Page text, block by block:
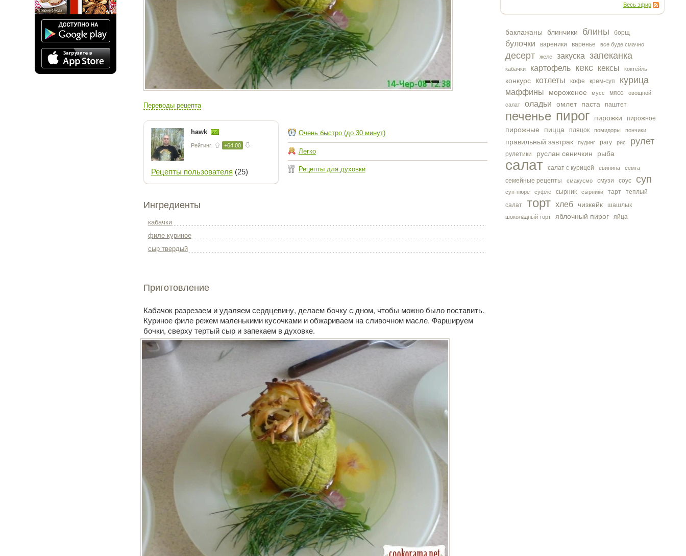
Весь эфир
баклажаны блинчики блины борщ
булочки вареники варенье все буде смачно
десерт желе закуска запеканка
кабачки картофель кекс кексы коктейль
конкурс котлеты кофе крем-суп курица
маффины мороженое мусс мясо
овощной
салат
оладьи омлет паста паштет
печенье пирог пирожки пирожное
пирожные пицца пляцок помидоры пончики
правильный завтрак пудинг рагу рис рулет
рулетики руслан сеничкин рыба
салат салат с курицей свинина семга
семейные рецепты смакуємо смузи соус суп
суп-пюре суфле сырник сырники тарт
теплый
салат
торт хлеб чизкейк шашлык
шоколадный торт яблочный пирог яйца
Переводы рецепта
hawk
Рейтинг +64.00
Рецепты пользователя (25)
Очень быстро (до 30 минут)
Легко
Рецепты для духовки
Ингредиенты
кабачки
филе куриное
сыр твердый
Приготовление
Кабачок разрезаем и удаляем сердцевину, делаем бочку с дном, чтобы можно было поставить.
Куриное филе режем маленькими кусочками и обжариваем на сливочном масле. Фаршируем
бочки, сверху тертый сыр и запекаем в духовке.